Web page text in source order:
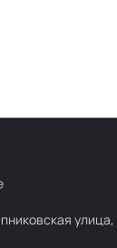
улица,